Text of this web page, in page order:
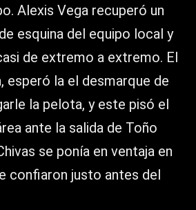
Alexis Vega recuperó un
esquina del equipo local y
de extremo a extremo. El
esperó la el desmarque de
la pelota, y este pisó el
ante la salida de Toño
se ponía en ventaja en
confiaron justo antes del